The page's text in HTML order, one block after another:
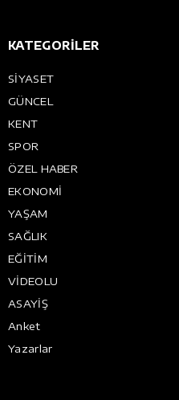
KATEGORİLER
SİYASET
GÜNCEL
KENT
SPOR
ÖZEL HABER
EKONOMİ
YAŞAM
SAĞLIK
EĞİTİM
VİDEOLU
ASAYİŞ
Anket
Yazarlar